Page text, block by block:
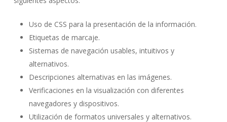
Uso de CSS para la presentación de la información.
Etiquetas de marcaje.
Sistemas de navegación usables, intuitivos y
alternativos.
Descripciones alternativas en las imágenes.
Verificaciones en la visualización con diferentes
navegadores y dispositivos.
Utilización de formatos universales y alternativos.